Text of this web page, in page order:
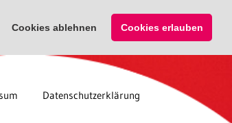
Cookies ablehnen Cookies erlauben
Datenschutzerklärung